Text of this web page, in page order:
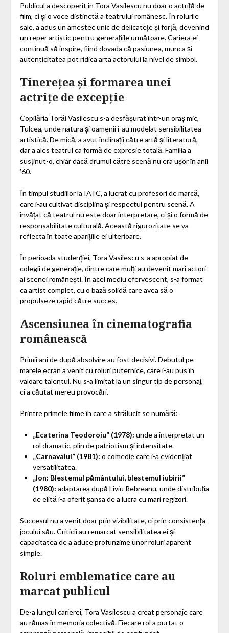
Publicul a descoperit în Tora Vasilescu nu doar o actriță de
film, ci și o voce distinctă a teatrului românesc. În rolurile
sale, a adus un amestec unic de delicatețe și forță, devenind
un reper artistic pentru generațiile următoare. Cariera ei
continuă să inspire, fiind dovada că pasiunea, munca și
autenticitatea pot ridica arta actorului la nivel de simbol.
Tinerețea și formarea unei
actrițe de excepție
Copilăria Torăi Vasilescu s-a desfășurat într-un oraș mic,
Tulcea, unde natura și oamenii i-au modelat sensibilitatea
artistică. De mică, a avut înclinații către artă și literatură,
dar a ales teatrul ca formă de expresie totală. Familia a
susținut-o, chiar dacă drumul către scenă nu era ușor în anii
’60.
În timpul studiilor la IATC, a lucrat cu profesori de marcă,
care i-au cultivat disciplina și respectul pentru scenă. A
învățat că teatrul nu este doar interpretare, ci și o formă de
responsabilitate culturală. Această rigurozitate se va
reflecta în toate aparițiile ei ulterioare.
În perioada studenției, Tora Vasilescu s-a apropiat de
colegii de generație, dintre care mulți au devenit mari actori
ai scenei românești. În acel mediu efervescent, s-a format
ca artist complet, cu o bază solidă care avea să o
propulseze rapid către succes.
Ascensiunea în cinematografia
românească
Primii ani de după absolvire au fost decisivi. Debutul pe
marele ecran a venit cu roluri puternice, care i-au pus în
valoare talentul. Nu s-a limitat la un singur tip de personaj,
ci a căutat mereu provocări.
Printre primele filme în care a strălucit se numără:
„Ecaterina Teodoroiu” (1978): unde a interpretat un
rol dramatic, plin de patriotism și intensitate.
„Carnavalul” (1981): o comedie care i-a evidențiat
versatilitatea.
„Ion: Blestemul pământului, blestemul iubirii”
(1980): adaptarea după Liviu Rebreanu, unde distribuția
de elită i-a oferit șansa de a lucra cu mari regizori.
Succesul nu a venit doar prin vizibilitate, ci prin consistența
jocului său. Criticii au remarcat sensibilitatea ei și
capacitatea de a aduce profunzime unor roluri aparent
simple.
Roluri emblematice care au
marcat publicul
De-a lungul carierei, Tora Vasilescu a creat personaje care
au rămas în memoria colectivă. Fiecare rol a purtat o